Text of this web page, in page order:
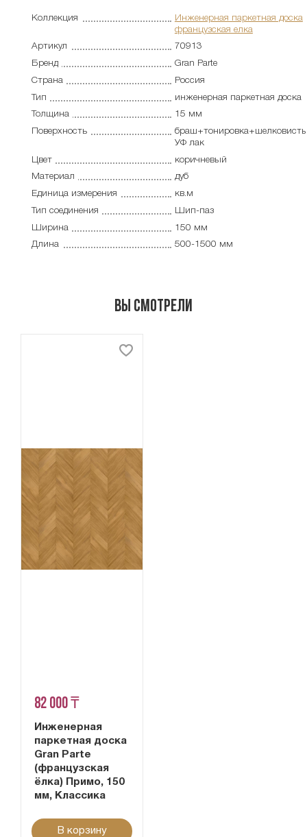
Коллекция
Инженерная паркетная доска
французская елка
Артикул
70913
Бренд
Gran Parte
Страна
Россия
Тип
инженерная паркетная доска
Толщина
15 мм
Поверхность
УФ лак
Цвет
коричневый
Материал
дуб
Единица измерения
кв.м
Тип соединения
Шип-паз
Ширина
150 мм
Длина
500-1500 мм
Вы смотрели
82 000 ₸
Инженерная
паркетная доска
Gran Parte
(французская
ёлка) Примо, 150
мм, Классика
В корзину